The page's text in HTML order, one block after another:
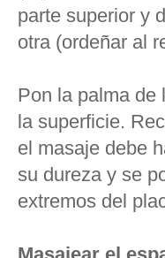
parte superior y
otra (ordeñar al
Pon la palma de
la superficie.
el masaje debe
su dureza y se
extremos del